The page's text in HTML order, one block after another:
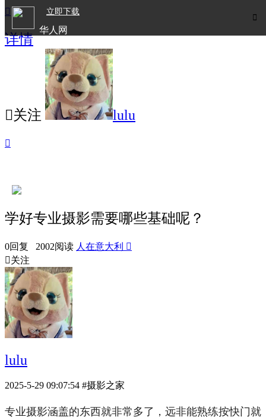

立即下载
华人网
欧洲华人生活APP

详情
关注 lulu

学好专业摄影需要哪些基础呢？
0回复 2002阅读 人在意大利 
关注
lulu
2025-5-29 09:07:54 #摄影之家
专业摄影涵盖的东西就非常多了，远非能熟练按快门就